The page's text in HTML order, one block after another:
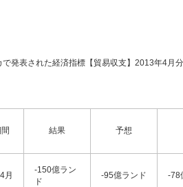
で発表された経済指標【貿易収支】2013年4月
結果 予想
月
-150億ラン
ド
-95億ランド -78